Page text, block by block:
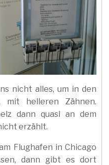
nicht alles, um in den
mit helleren Zähnen.
dann quasi an dem
erzählt.
Flughafen in Chicago
dann gibt es dort